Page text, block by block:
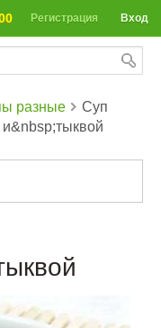
Вход
Регистрация
разные
Суп